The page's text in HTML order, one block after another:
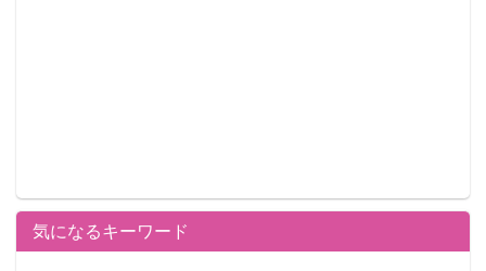
気になるキーワード